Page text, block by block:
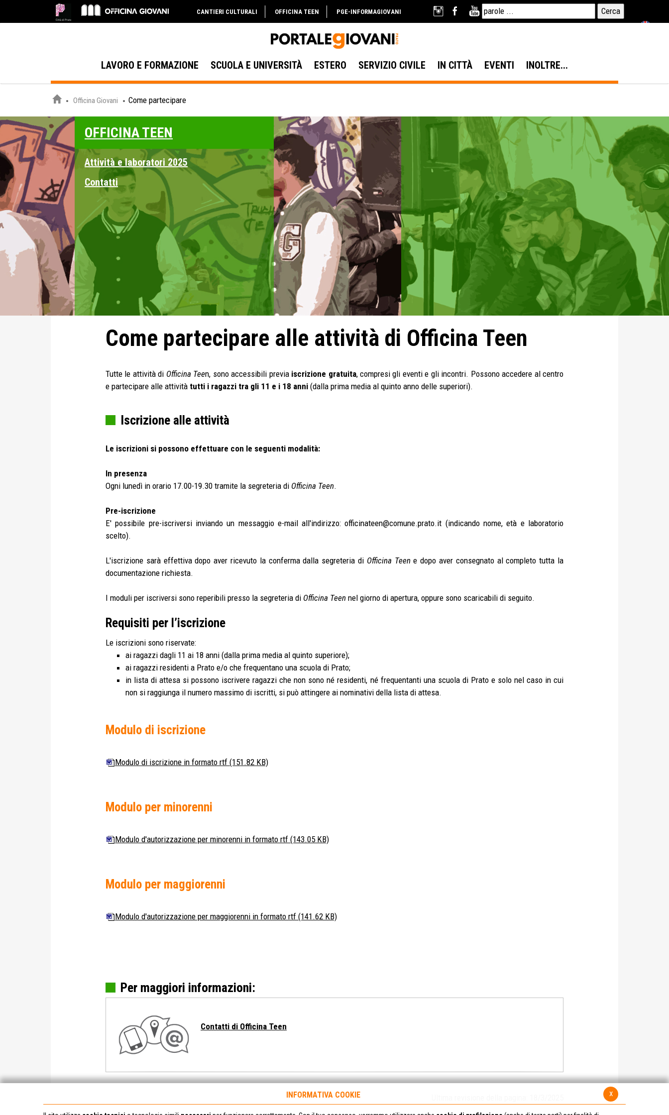
CANTIERI CULTURALI OFFICINA TEEN PGE-INFORMAGIOVANI
LAVORO E FORMAZIONE SCUOLA E UNIVERSITÀ ESTERO SERVIZIO CIVILE IN CITTÀ EVENTI INOLTRE...
Officina Giovani Come partecipare
OFFICINA TEEN
Attività e laboratori 2025
Contatti
Come partecipare alle attività di Officina Teen
Tutte le attività di Officina Teen, sono accessibili previaiscrizione gratuita, compresi gli eventi e gli incontri. Possono accedere al centro
e partecipare alle attività tutti i ragazzi tra gli 11 e i 18 anni (dalla prima media al quinto anno delle superiori).
Iscrizione alle attività
Le iscrizioni si possono effettuare con le seguenti modalità:
In presenza
Ogni lunedì in orario 17.00-19.30 tramite la segreteria di Officina Teen.
Pre-iscrizione
E' possibile pre-iscriversi inviando un messaggio e-mail all'indirizzo: officinateen@comune.prato.it (indicando nome, età e laboratorio
scelto).
L'iscrizione sarà effettiva dopo aver ricevuto la conferma dalla segreteria di Officina Teen e dopo aver consegnato al completo tutta la
documentazione richiesta.
I moduli per iscriversi sono reperibili presso la segreteria di Officina Teen nel giorno di apertura, oppure sono scaricabili di seguito.
Requisiti per l’iscrizione
Le iscrizioni sono riservate:
ai ragazzi dagli 11 ai 18 anni (dalla prima media al quinto superiore);
ai ragazzi residenti a Prato e/o che frequentano una scuola di Prato;
in lista di attesa si possono iscrivere ragazzi che non sono né residenti, né frequentanti una scuola di Prato e solo nel caso in cui
non si raggiunga il numero massimo di iscritti, si può attingere ai nominativi della lista di attesa.
Modulo di iscrizione
Modulo di iscrizione in formato rtf (151.82 KB)
Modulo per minorenni
Modulo d'autorizzazione per minorenni in formato rtf (143.05 KB)
Modulo per maggiorenni
Modulo d'autorizzazione per maggiorenni in formato rtf (141.62 KB)
Per maggiori informazioni:
Contatti di Officina Teen
x
INFORMATIVA COOKIE